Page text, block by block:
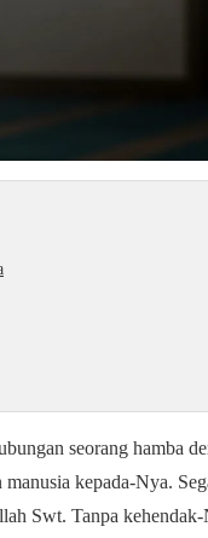
seorang hamba
kepada-Nya.
Swt. Tanpa